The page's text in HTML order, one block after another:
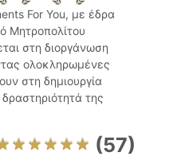
For You, με έδρα
Μητροπολίτου
στη διοργάνωση
ολοκληρωμένες
στη δημιουργία
της
(57)